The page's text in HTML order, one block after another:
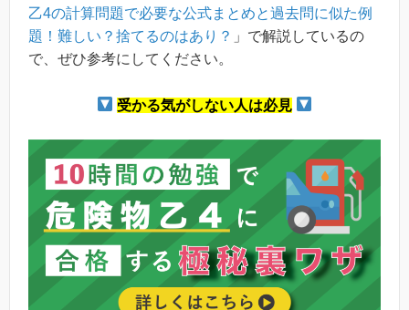
乙4の計算問題で必要な公式まとめと過去問に似た例
題！難しい？捨てるのはあり？ 」で解説しているの
で、ぜひ参考にしてください。
受かる気がしない人は必見